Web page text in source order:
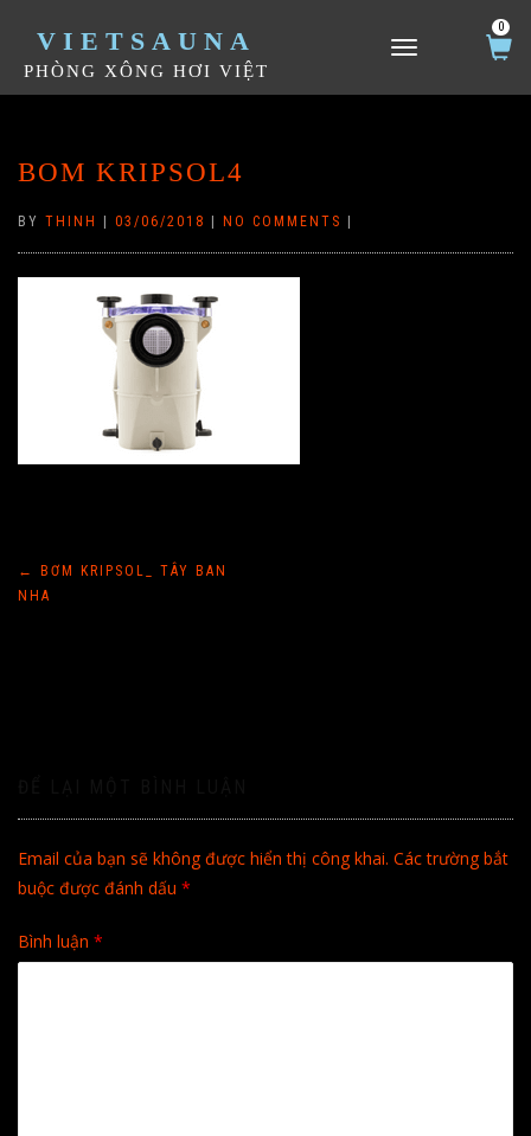
VIETSAUNA
PHÒNG XÔNG HƠI VIỆT
TOGGLE NAVIGATION
0
BOM KRIPSOL4
BY THINH 03/06/2018 NO COMMENTS
Điều
←
BƠM KRIPSOL_ TÂY BAN
NHA
Email của bạn sẽ không được hiển thị công khai. Các trường bắt
buộc được đánh dấu *
Bình luận *